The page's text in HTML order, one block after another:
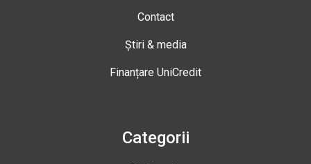
Contact
Știri & media
Finanțare UniCredit
Categorii